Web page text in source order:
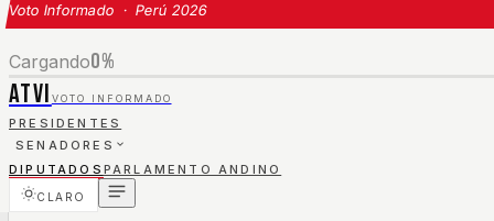
Voto Informado · Perú 2026
Cargando0%
ATVI VOTO INFORMADO
PRESIDENTES
SENADORES
DIPUTADOS PARLAMENTO ANDINO
CLARO